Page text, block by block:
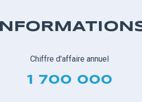
Chiffre d'affaire annuel
1 700 000